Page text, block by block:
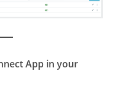
App in your